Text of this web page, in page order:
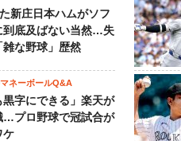
新庄日本ハムがソフ
到底及ばない当然…失
雑な野球」歴然
ネーボールQ&A
黒字にできる」楽天が
…プロ野球で冠試合が
ケ